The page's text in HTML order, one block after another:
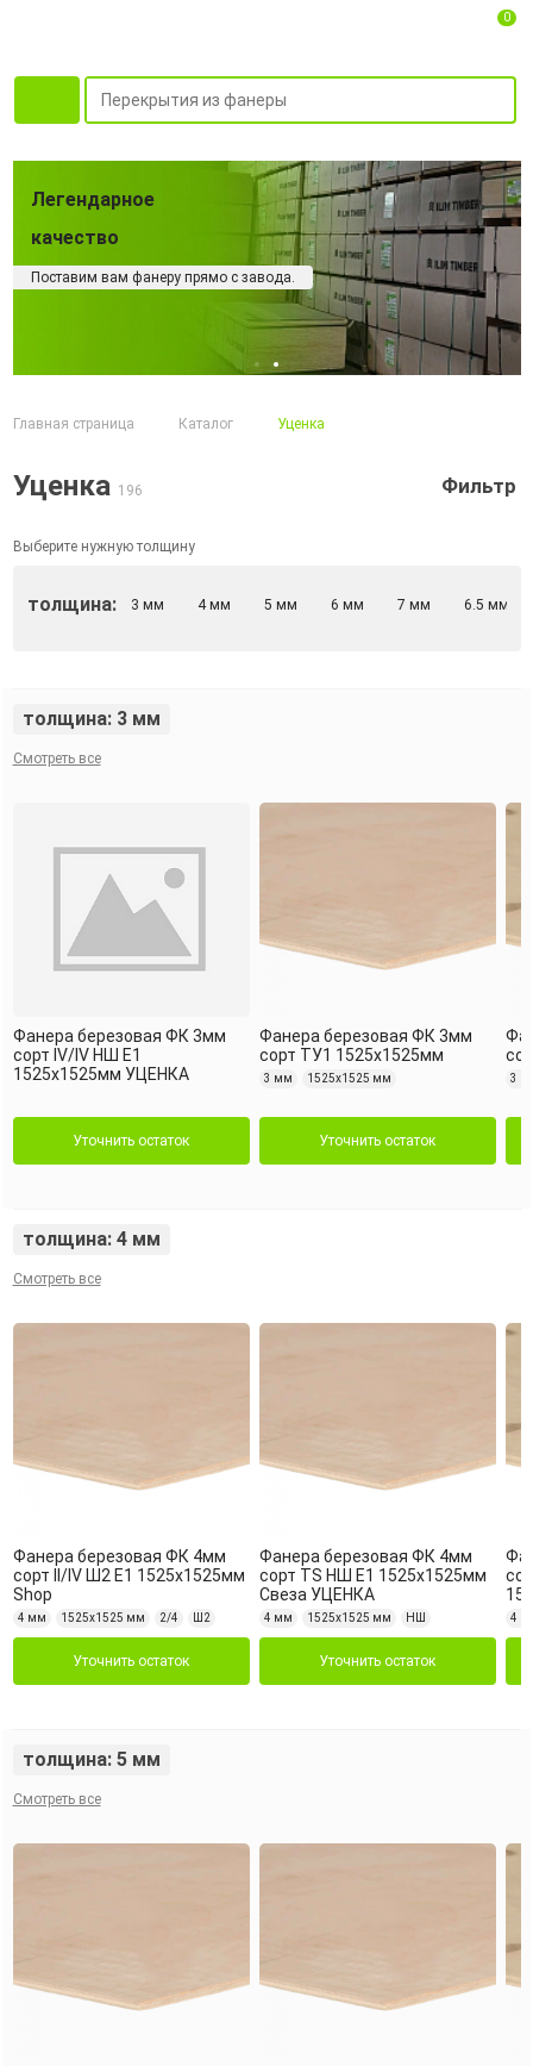
0
Фанера для
профессионалов
Качество фанеры не поддается сомнениям
Главная страница Каталог Уценка
Уценка 196 Фильтр
Выберите нужную толщину
толщина: 3 мм 4 мм 5 мм 6 мм 7 мм 6.5 мм
толщина: 3 мм
Смотреть все
Фанера березовая ФК 3мм
сорт IV/IV НШ Е1
1525х1525мм УЦЕНКА
Уточнить остаток
Фанера березовая ФК 3мм
сорт TУ1 1525х1525мм
3 мм 1525х1525 мм
Уточнить остаток
3
толщина: 4 мм
Смотреть все
Фанера березовая ФК 4мм
сорт II/IV Ш2 Е1 1525х1525мм
Shop
4 мм 1525х1525 мм 2/4 Ш2
Уточнить остаток
Фанера березовая ФК 4мм
сорт TS НШ Е1 1525х1525мм
Свеза УЦЕНКА
4 мм 1525х1525 мм НШ
Уточнить остаток
4
толщина: 5 мм
Смотреть все